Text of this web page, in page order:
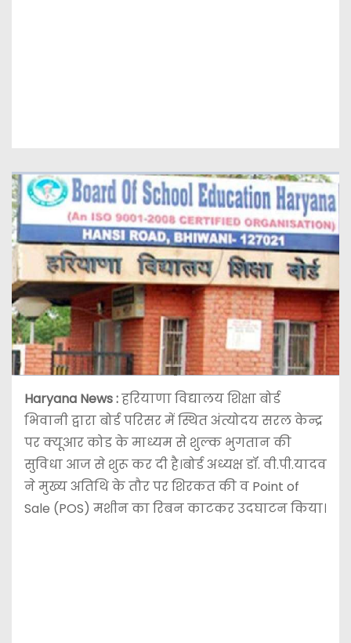
Haryana News :हरियाणा विद्यालय शिक्षा बोर्ड
भिवानी द्वारा बोर्ड परिसर में स्थित अंत्योदय सरल केन्द्र
पर क्यूआर कोड के माध्यम से शुल्क भुगतान की
सुविधा आज से शुरू कर दी है।बोर्ड अध्यक्ष डॉ. वी.पी.यादव
ने मुख्य अतिथि के तौर पर शिरकत की व Point of
Sale (POS) मशीन का रिबन काटकर उदघाटन किया।